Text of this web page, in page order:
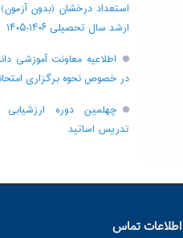
استعداد درخشان (بدون
ارشد سال تحصیلی ۱۴۰۶-۱۴۰۵
اطلاعیه معاونت آموزشی
در خصوص نحوه برگزاری
چهلمین دوره ارزشیابی
تدریس اساتید
اطلاعات تماس